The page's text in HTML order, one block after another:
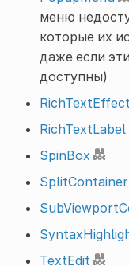
меню
которые их
даже если
доступны)
RichTextEffect
RichTextLabel
SpinBox
SplitContainer
TextEdit